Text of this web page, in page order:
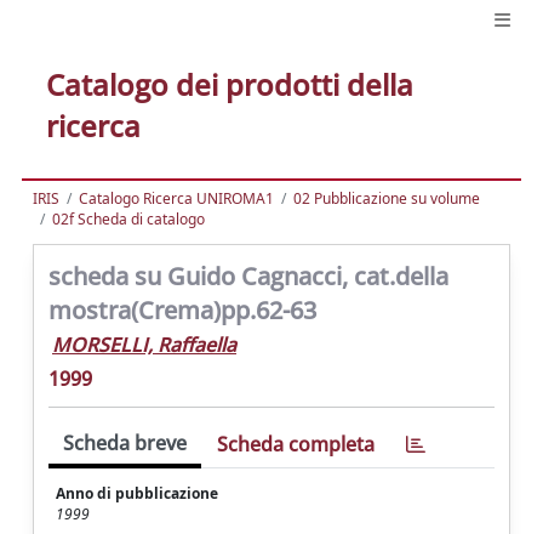
Catalogo dei prodotti della
ricerca
IRIS Catalogo Ricerca UNIROMA1
02 Pubblicazione su volume
02f Scheda di catalogo
scheda su Guido Cagnacci, cat.della
mostra(Crema)pp.62-63
MORSELLI, Raffaella
1999
Scheda breve Scheda completa
Anno di pubblicazione
1999